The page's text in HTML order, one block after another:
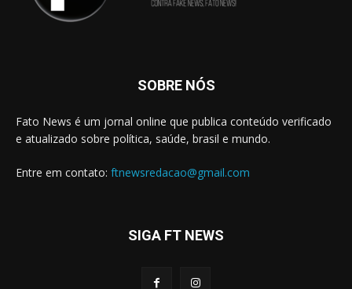
SOBRE NÓS
Fato News é um jornal online que publica conteúdo verificado
e atualizado sobre política, saúde, brasil e mundo.
Entre em contato: ftnewsredacao@gmail.com
SIGA FT NEWS